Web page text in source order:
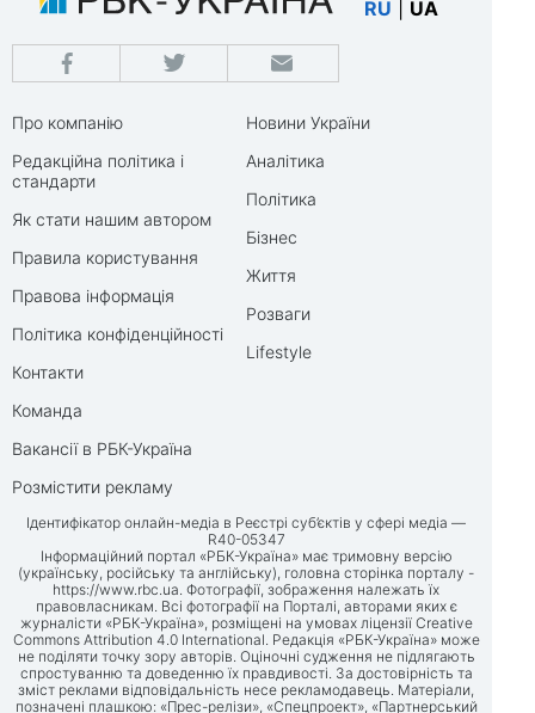
RU UA
Про компанію
Редакційна політика і
стандарти
Як стати нашим автором
Правила користування
Правова інформація
Політика конфіденційності
Контакти
Команда
Вакансії в РБК-Україна
Розмістити рекламу
Новини України
Аналітика
Політика
Бізнес
Життя
Розваги
Lifestyle
Ідентифікатор онлайн-медіа в Реєстрі суб’єктів у сфері медіа —
R40-05347
Інформаційний портал «РБК-Україна» має тримовну версію
(українську, російську та англійську), головна сторінка порталу -
https://www.rbc.ua . Фотографії, зображення належать їх
правовласникам. Всі фотографії на Порталі, авторами яких є
журналісти «РБК-Україна», розміщені на умовах ліцензії Creative
Commons Attribution 4.0 International. Редакція «РБК-Україна» може
не поділяти точку зору авторів. Оціночні судження не підлягають
спростуванню та доведенню їх правдивості. За достовірність та
зміст реклами відповідальність несе рекламодавець. Матеріали,
позначені плашкою: «Прес-релізи», «Спецпроект», «Партнерський